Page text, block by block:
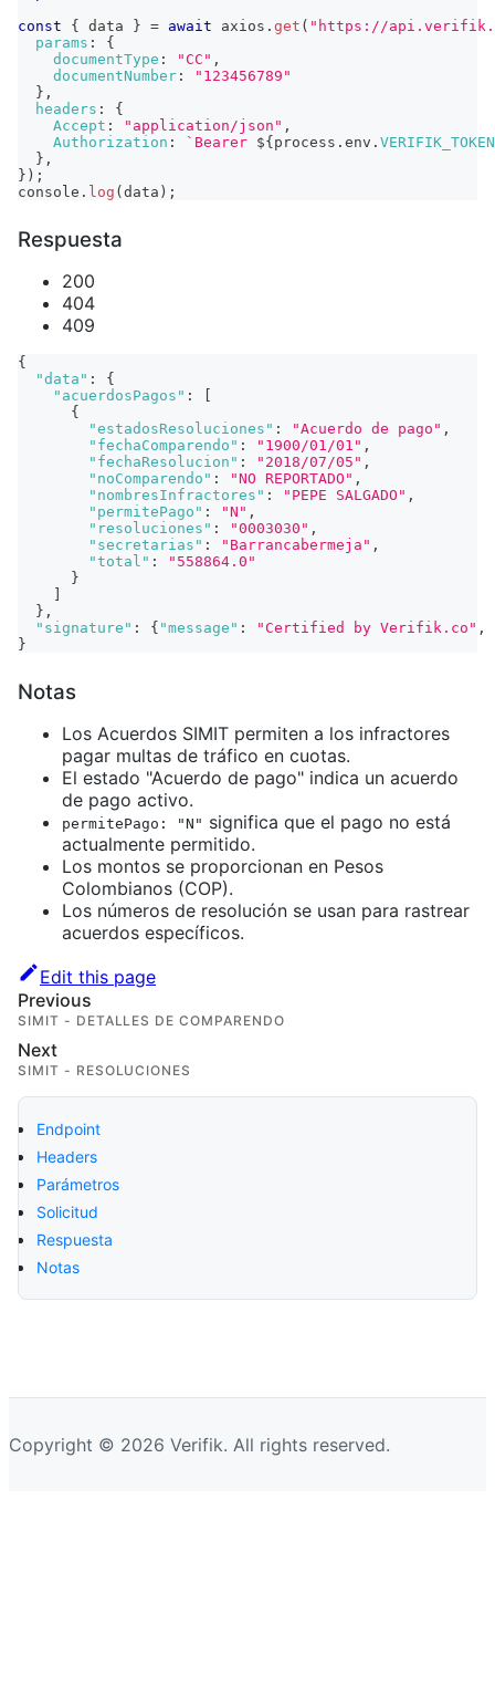
const
{ data } = await axios . get ( "https://
params :
{
documentType : "CC" ,
documentNumber :
"123456789"
} ,
headers :
{
Accept : "application/json" ,
Authorization : ` Bearer ${ process . env . VERIFIK_TOKEN
} ,
} ) ;
console . log ( data ) ;
Respuesta
200
404
409
{
"data" :
{
"acuerdosPagos" :
{
"estadosResoluciones" : "Acuerdo de pago" ,
"fechaComparendo" : "1900/01/01" ,
"fechaResolucion" : "2018/07/05" ,
"noComparendo" : "NO REPORTADO" ,
"nombresInfractores" : "PEPE SALGADO" ,
"permitePago" : "N" ,
"resoluciones" : "0003030" ,
"secretarias" : "Barrancabermeja" ,
"total" :
"558864.0"
}
} ,
"signature" : { "message" : "Certified by Verifik.co" ,
}
Notas
Los Acuerdos SIMIT permiten a los infractores
pagar multas de tráfico en cuotas.
El estado "Acuerdo de pago" indica un acuerdo
de pago activo.
permitePago: "N" significa que el pago no está
actualmente permitido.
Los montos se proporcionan en Pesos
Colombianos (COP).
Los números de resolución se usan para rastrear
acuerdos específicos.
Edit this page
Previous
SIMIT - DETALLES DE COMPARENDO
Next
SIMIT - RESOLUCIONES
Endpoint
Headers
Parámetros
Solicitud
Respuesta
Notas
Copyright © 2026 Verifik. All rights reserved.